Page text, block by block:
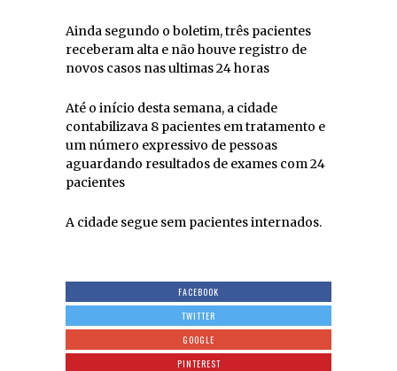
Ainda segundo o boletim, três pacientes
receberam alta e não houve registro de
novos casos nas ultimas 24 horas
Até o início desta semana, a cidade
contabilizava 8 pacientes em tratamento e
um número expressivo de pessoas
aguardando resultados de exames com 24
pacientes
A cidade segue sem pacientes internados.
FACEBOOK
TWITTER
GOOGLE
PINTEREST